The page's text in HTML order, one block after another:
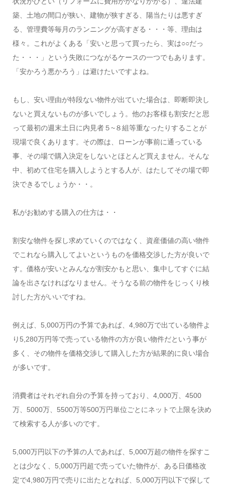
築、土地の間口が狭い、建物が狭すぎる、陽当たりは悪すぎ
る、管理費等毎月のランニングが高すぎる・・・等、理由は
様々。これがよくある「安いと思って買ったら、実は○○だっ
た・・・」という失敗につながるケースの一つでもあります。
「安かろう悪かろう」は避けたいですよね。
もし、安い理由が特段ない物件が出ていた場合は、即断即決し
ないと買えないものが多いでしょう。他のお客様も割安だと思
って最初の週末土日に内見者５~８組等重なったりすることが
現場で良くあります。その際は、ローンが事前に通っている
事、その場で購入決定をしないとほとんど買えません。そんな
中、初めて住宅を購入しようとする人が、はたしてその場で即
決できるでしょうか・・。
私がお勧めする購入の仕方は・・
割安な物件を探し求めていくのではなく、資産価値の高い物件
でこれなら購入してよいというものを価格交渉した方が良いで
す。価格が安いとみんなが割安かもと思い、集中してすぐに結
論を出さなければなりません。そうなる前の物件をじっくり検
討した方がいいですね。
例えば、5,000万円の予算であれば、4,980万で出ている物件よ
り5,280万円等で売っている物件の方が良い物件だという事が
多く、その物件を価格交渉して購入した方が結果的に良い場合
が多いです。
消費者はそれぞれ自分の予算を持っており、4,000万、4500
万、5000万、5500万等500万円単位ごとにネットで上限を決め
て検索する人が多いのです。
5,000万円以下の予算の人であれば、5,000万超の物件を探すこ
とは少なく、5,000万円超で売っていた物件が、ある日価格改
定で4,980万円で売りに出たとなれば、5,000万円以下で探して